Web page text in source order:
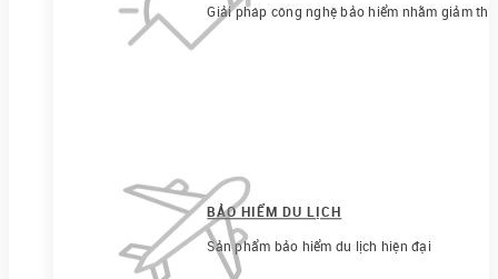
Giải pháp công nghệ bảo hiểm nhằm giảm
BẢO HIỂM DU LỊCH
Sản phẩm bảo hiểm du lịch hiện đại